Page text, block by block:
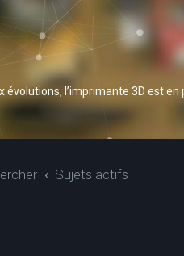
évolutions, l’imprimante 3D est
Sujets actifs